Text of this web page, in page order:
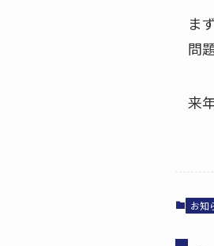
ま
問
来
お知